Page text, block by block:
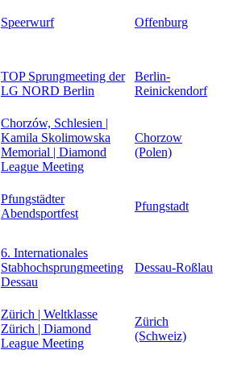
Speerwurf Offenburg
TOP Sprungmeeting der
LG NORD Berlin
Berlin-
Reinickendorf
Chorzów, Schlesien |
Kamila Skolimowska
Memorial | Diamond
League Meeting
Chorzow
(Polen)
Pfungstädter
Abendsportfest
Pfungstadt
6. Internationales
Stabhochsprungmeeting
Dessau
Dessau-Roßlau
Zürich | Weltklasse
Zürich | Diamond
League Meeting
Zürich
(Schweiz)